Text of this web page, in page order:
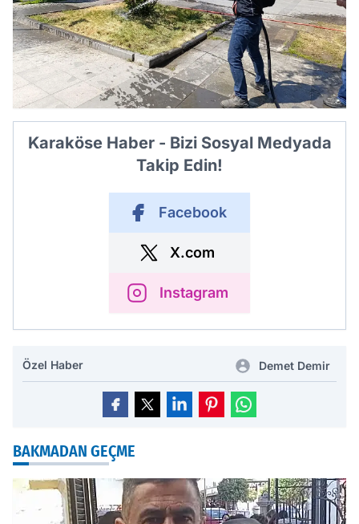
Karaköse Haber - Bizi Sosyal Medyada
Takip Edin!
Facebook
X.com
Instagram
Özel Haber Demet Demir
BAKMADAN GEÇME